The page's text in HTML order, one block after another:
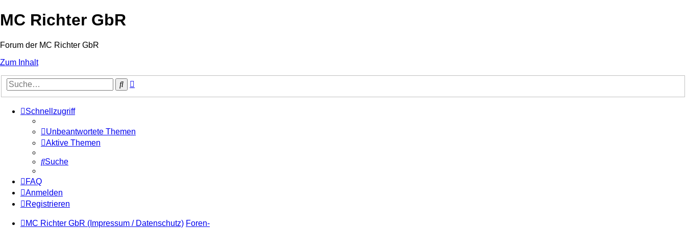
MC Richter GbR
Forum der MC Richter GbR
Zum Inhalt
Suche
Schnellzugriff
Unbeantwortete Themen
Aktive Themen
Suche
FAQ
Anmelden
Registrieren
MC Richter GbR (Impressum / Datenschutz) Foren-